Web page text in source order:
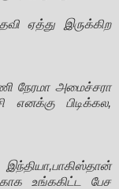
ஏத்து இருக்கிற
நேரமா அமைச்சரா
பிடிக்கல,
உங்ககிட்ட பேச